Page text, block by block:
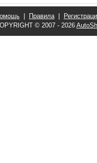
Правила|
© 2007 - 2026